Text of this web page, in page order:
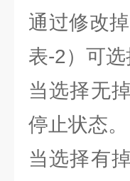
通过修改
表-2）可
当选择无
停止状态。
当选择有